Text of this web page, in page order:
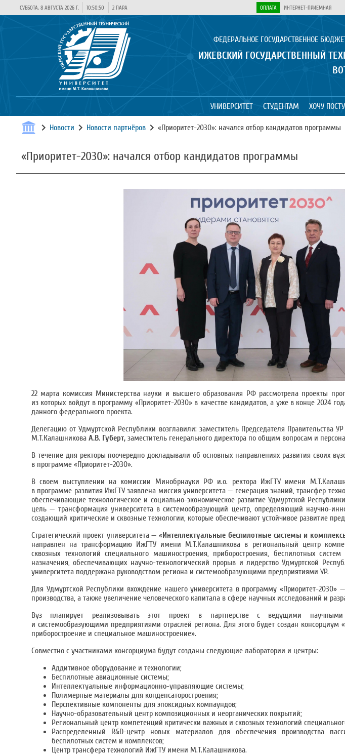
СУББОТА, 8 АВГУСТА 2026 Г. 10:50:51 2 ПАРА ОПЛАТА ИНТЕРНЕТ-ПРИЕМНАЯ
ФЕДЕРАЛЬНОЕ ГОСУДАРСТВЕННОЕ
ИЖЕВСКИЙ ГОСУДАРСТВЕННЫЙ
УНИВЕРСИТЕТ СТУДЕНТАМ ХОЧУ
Новости Новости партнёров «Приоритет-2030»: начался отбор кандидатов программы
«Приоритет-2030»: начался отбор кандидатов программы
22 марта комиссия Министерства науки и высшего образования РФ рассмотрела проекты
из которых войдут в программу «Приоритет-2030» в качестве кандидатов, а уже в конце 2024
данного федерального проекта.
Делегацию от Удмуртской Республики возглавили: заместитель Председателя Правительства
М.Т.Калашникова А.В. Губерт, заместитель генерального директора по общим вопросам и
В течение дня ректоры поочередно докладывали об основных направлениях развития своих
в программе «Приоритет-2030».
В своем выступлении на комиссии Минобрнауки РФ и.о. ректора ИжГТУ имени
в программе развития ИжГТУ заявлена миссия университета — генерация знаний, трансфер
обеспечивающие технологическое и социально-экономическое развитие Удмуртской
цель — трансформация университета в системообразующий центр, определяющий научно-
создающий критические и сквозные технологии, которые обеспечивают устойчивое развитие
Стратегический проект университета — «Интеллектуальные беспилотные системы и
направлен на трансформацию ИжГТУ имени М.Т.Калашникова в региональный центр
сквозных технологий специального машиностроения, приборостроения, беспилотных
назначения, обеспечивающих научно-технологический прорыв и лидерство Удмуртской
университета поддержана руководством региона и системообразующими предприятиями УР.
Для Удмуртской Республики вхождение нашего университета в программу «Приоритет-2030»
производства, а также увеличение человеческого капитала в сфере научных исследований и
Вуз планирует реализовывать этот проект в партнерстве с ведущими научными
и системообразующими предприятиями отраслей региона. Для этого будет создан консорциум
приборостроение и специальное машиностроение».
Совместно с участниками консорциума будут созданы следующие лаборатории и центры:
Аддитивное оборудование и технологии;
Беспилотные авиационные системы;
Интеллектуальные информационно-управляющие системы;
Полимерные материалы для конденсаторостроения;
Перспективные компоненты для эпоксидных компаундов;
Научно-образовательный центр композиционных и неорганических покрытий;
Региональный центр компетенций критически важных и сквозных технологий
Распределенный R&D-центр новых материалов для обеспечения производства
беспилотных систем и комплексов;
Центр трансфера технологий ИжГТУ имени М.Т.Калашникова.